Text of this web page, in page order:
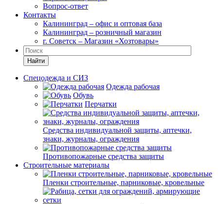
Вопрос-ответ
Контакты
Калининград – офис и оптовая база
Калининград – розничный магазин
г. Советск – Магазин «Хозтовары»
Найти
Спецодежда и СИЗ
Одежда рабочая
Обувь
Перчатки
Средства индивидуальной защиты, аптечки,
знаки, журналы, ограждения
Противопожарные средства защиты
Строительные материалы
Пленки строительные, парниковые, кровельные